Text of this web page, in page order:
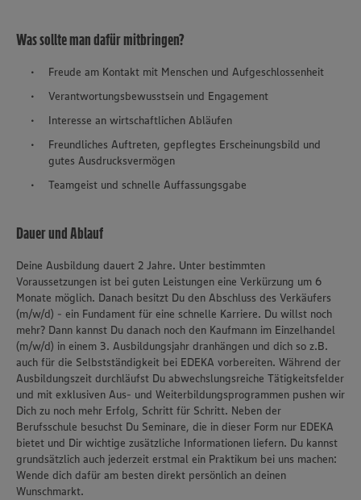
Was sollte man dafür mitbringen?
Freude am Kontakt mit Menschen und Aufgeschlossenheit
Verantwortungsbewusstsein und Engagement
Interesse an wirtschaftlichen Abläufen
Freundliches Auftreten, gepflegtes Erscheinungsbild und
gutes Ausdrucksvermögen
Teamgeist und schnelle Auffassungsgabe
Dauer und Ablauf
Deine Ausbildung dauert 2 Jahre. Unter bestimmten
Voraussetzungen ist bei guten Leistungen eine Verkürzung um 6
Monate möglich. Danach besitzt Du den Abschluss des Verkäufers
(m/w/d) - ein Fundament für eine schnelle Karriere. Du willst noch
mehr? Dann kannst Du danach noch den Kaufmann im Einzelhandel
(m/w/d) in einem 3. Ausbildungsjahr dranhängen und dich so z.B.
auch für die Selbstständigkeit bei EDEKA vorbereiten. Während der
Ausbildungszeit durchläufst Du abwechslungsreiche Tätigkeitsfelder
und mit exklusiven Aus- und Weiterbildungsprogrammen pushen wir
Dich zu noch mehr Erfolg, Schritt für Schritt. Neben der
Berufsschule besuchst Du Seminare, die in dieser Form nur EDEKA
bietet und Dir wichtige zusätzliche Informationen liefern. Du kannst
grundsätzlich auch jederzeit erstmal ein Praktikum bei uns machen:
Wende dich dafür am besten direkt persönlich an deinen
Wunschmarkt.